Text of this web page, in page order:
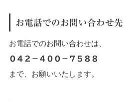
お電話でのお問い合わせ先
お電話でのお問い合わせは、
０４２－４００－７５８８
まで、お願いいたします。